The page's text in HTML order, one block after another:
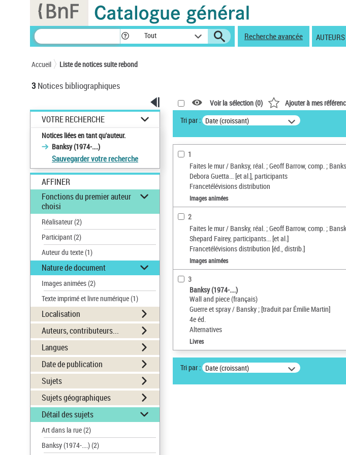
Tout Recherche avancée
Accueil Liste de notices suite rebond
3 Notices bibliographiques
VOTRE RECHERCHE
Notices liées en tant qu'auteur.
Banksy (1974-....)
Sauvegarder votre recherche
AFFINER
Fonctions du premier auteur
choisi
Réalisateur(2)
Participant(2)
Auteur du texte(1)
Nature de document
Images animées(2)
Texte imprimé et livre numérique(1)
Localisation
Auteurs, contributeurs...
Langues
Date de publication
Sujets
Sujets géographiques
Détail des sujets
Art dans la rue(2)
Banksy (1974-....)(2)
Voir la sélection (0) Ajouter à mes
Tri par : Date (croissant)
1
Faites le mur / Banksy, réal. ; Geoff Barrow, comp. ;
Debora Guetta... [et al.], participants
Francetélévisions distribution
Images animées
2
Faites le mur / Bansky, réal. ; Geoff Barrow, comp. ;
Shepard Fairey, participants... [et al.]
Francetélévisions distribution [éd., distrib.]
Images animées
3
Banksy (1974-....)
Wall and piece (français)
Guerre et spray / Bansky ; [traduit par Émilie Martin]
4e éd.
Alternatives
Livres
Tri par : Date (croissant)
Panneau de gestion des cookies